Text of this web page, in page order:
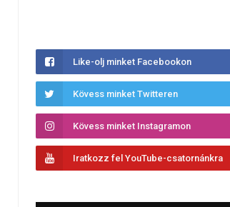
Like-olj minket Facebookon
Kövess minket Twitteren
Kövess minket Instagramon
Iratkozz fel YouTube-csatornánkra